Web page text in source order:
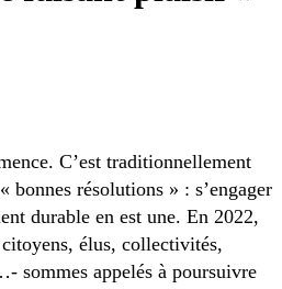
C’est traditionnellement
bonnes résolutions » : s’engager
durable en est une. En 2022,
élus, collectivités,
sommes appelés à poursuivre